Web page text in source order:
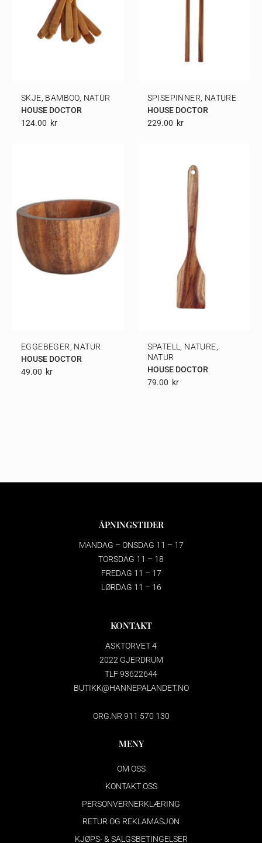
SKJE, BAMBOO, NATUR
HOUSE DOCTOR
124.00 Kr
SPISEPINNER, NATURE
HOUSE DOCTOR
229.00 Kr
EGGEBEGER, NATUR
HOUSE DOCTOR
49.00 Kr
SPATELL, NATURE,
NATUR
HOUSE DOCTOR
79.00 Kr
ÅPNINGSTIDER
MANDAG – ONSDAG 11 – 17
TORSDAG 11 – 18
FREDAG 11 – 17
LØRDAG 11 – 16
KONTAKT
ASKTORVET 4
2022 GJERDRUM
TLF 93622644
BUTIKK@HANNEPALANDET.NO
ORG.NR 911 570 130
MENY
OM OSS
KONTAKT OSS
PERSONVERNERKLÆRING
RETUR OG REKLAMASJON
KJØPS- & SALGSBETINGELSER